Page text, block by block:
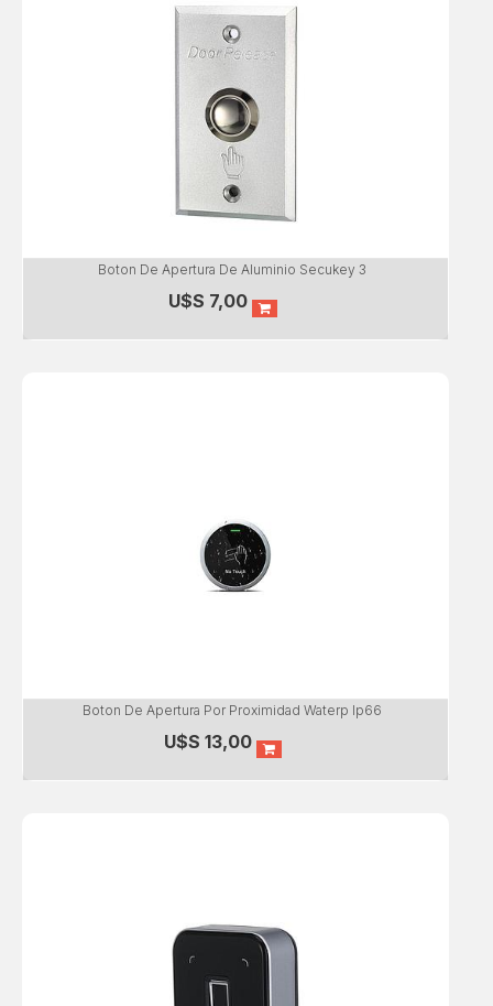
Boton De Apertura De Aluminio Secukey 3
U$S 7,00
Boton De Apertura Por Proximidad Waterp Ip66
U$S 13,00